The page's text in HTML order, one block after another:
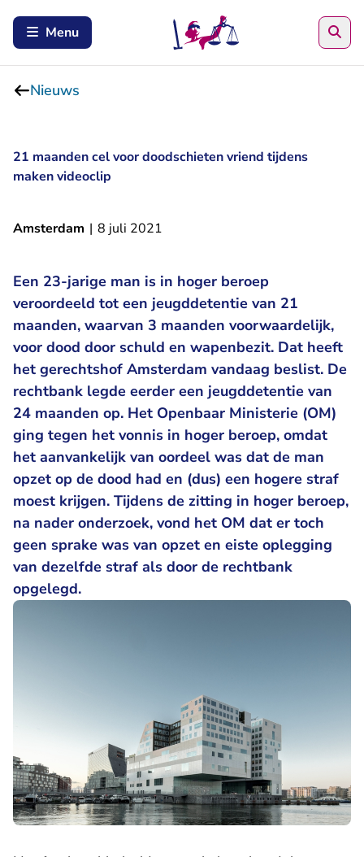
Menu
Nieuws
21 maanden cel voor doodschieten vriend tijdens
maken videoclip
Amsterdam | 8 juli 2021
Een 23-jarige man is in hoger beroep
veroordeeld tot een jeugddetentie van 21
maanden, waarvan 3 maanden voorwaardelijk,
voor dood door schuld en wapenbezit. Dat heeft
het gerechtshof Amsterdam vandaag beslist. De
rechtbank legde eerder een jeugddetentie van
24 maanden op. Het Openbaar Ministerie (OM)
ging tegen het vonnis in hoger beroep, omdat
het aanvankelijk van oordeel was dat de man
opzet op de dood had en (dus) een hogere straf
moest krijgen. Tijdens de zitting in hoger beroep,
na nader onderzoek, vond het OM dat er toch
geen sprake was van opzet en eiste oplegging
van dezelfde straf als door de rechtbank
opgelegd.